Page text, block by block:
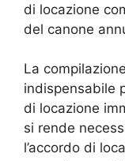
di locazione
del canone
La
indispensabile
di locazione
si rende
l’accordo di